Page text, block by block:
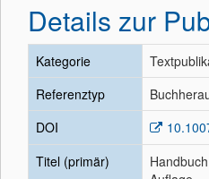
Details zur
Kategorie
Referenztyp
DOI
Titel (primär)